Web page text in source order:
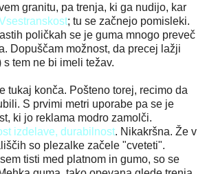
granitu, pa trenja, ki ga nudijo, kar
; tu se začnejo pomisleki.
poličkah se je guma mnogo preveč
Dopuščam možnost, da precej lažji
tem ne bi imeli težav.
tukaj konča. Pošteno torej, recimo da
S prvimi metri uporabe pa se je
ki jo reklama modro zamolči.
izdelave, durabilnost. Nikakršna. Že v
so plezalke začele "cveteti".
tisti med platnom in gumo, so se